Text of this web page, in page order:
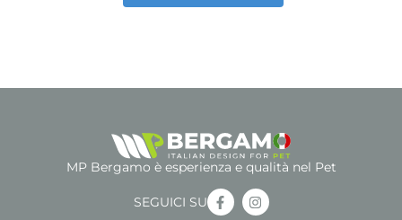
MP Bergamo è esperienza e qualità nel Pet
SEGUICI SU